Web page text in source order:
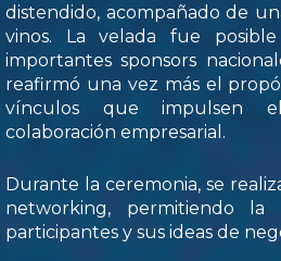
distendido, acompañado de
vinos. La velada fue
importantes sponsors
reafirmó una vez más el
vínculos que impulsen
colaboración empresarial.
Durante la ceremonia, se
networking, permitiendo la
participantes y sus ideas de